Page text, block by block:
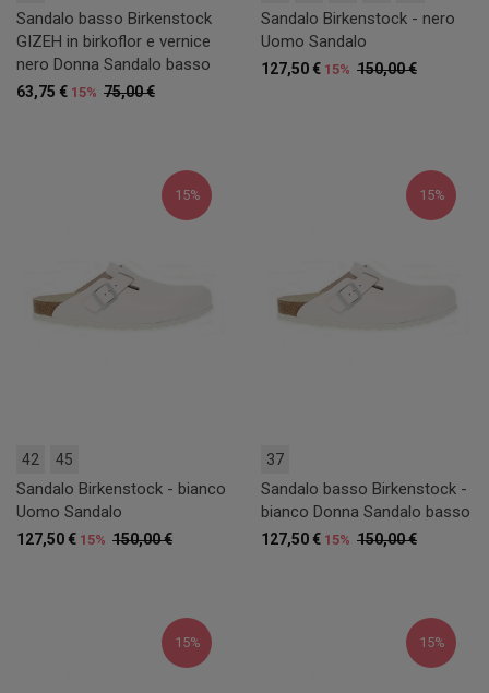
Sandalo basso Birkenstock
GIZEH in birkoflor e vernice
nero Donna Sandalo basso
75,00 €
63,75 € 15%
Sandalo Birkenstock - nero
Uomo Sandalo
150,00 €
127,50 € 15%
15%
42 45
Sandalo Birkenstock - bianco
Uomo Sandalo
150,00 €
127,50 € 15%
15%
37
Sandalo basso Birkenstock -
bianco Donna Sandalo basso
150,00 €
127,50 € 15%
15% 15%